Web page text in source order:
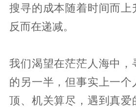
搜寻的成本随着时间而上
反而在递减。
我们渴望在茫茫人海中，
的另一半，但事实上一
顶、机关算尽，遇到真爱